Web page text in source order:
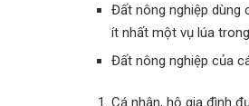
Đất nông nghiệp dùng
ít nhất một vụ lúa
Đất nông nghiệp của
Cá nhân, hộ gia đình